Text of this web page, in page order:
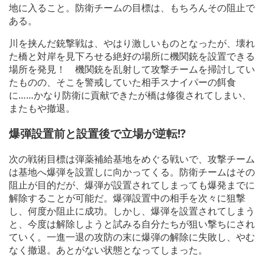
地に入ること。防衛チームの目標は、もちろんその阻止で
ある。
川を挟んだ銃撃戦は、やはり激しいものとなったが、壊れ
た橋と対岸を見下ろせる絶好の場所に機関銃を設置できる
場所を発見！ 機関銃を乱射して攻撃チームを掃討してい
たものの、そこを警戒していた相手スナイパーの餌食
に……かなり防衛に貢献できたが橋は修復されてしまい、
またもや撤退。
爆弾設置前と設置後で立場が逆転!?
次の戦術目標は弾薬補給基地をめぐる戦いで、攻撃チーム
は基地へ爆弾を設置しに向かってくる。防衛チームはその
阻止が目的だが、爆弾が設置されてしまっても爆発までに
解除することが可能だ。爆弾設置中の相手を次々に狙撃
し、何度か阻止に成功。しかし、爆弾を設置されてしまう
と、今度は解除しようと試みる自分たちが狙い撃ちにされ
ていく。一進一退の攻防の末に爆弾の解除に失敗し、やむ
なく撤退。あとがない状態となってしまった。